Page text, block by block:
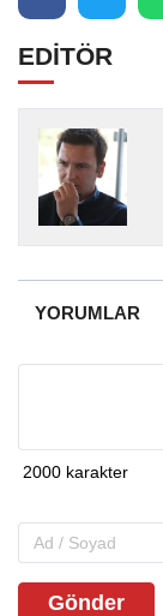
EDİTÖR
YORUMLAR
Gönder